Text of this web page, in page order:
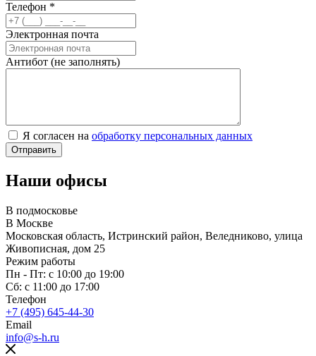
Телефон *
Электронная почта
Антибот (не заполнять)
Я согласен на обработку персональных данных
Наши офисы
В подмосковье
В Москве
Московская область, Истринский район, Веледниково, улица
Живописная, дом 25
Режим работы
Пн - Пт: с 10:00 до 19:00
Сб: с 11:00 до 17:00
Телефон
+7 (495) 645-44-30
Email
info@s-h.ru